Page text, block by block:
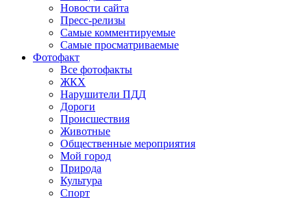
Новости сайта
Пресс-релизы
Самые комментируемые
Самые просматриваемые
Фотофакт
Все фотофакты
ЖКХ
Нарушители ПДД
Дороги
Происшествия
Животные
Общественные мероприятия
Мой город
Природа
Культура
Спорт